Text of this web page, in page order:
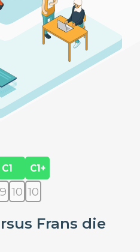
C1
9 10
C1+
10
Frans die